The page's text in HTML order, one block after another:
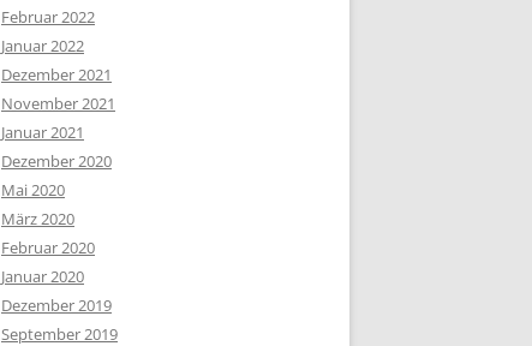
Februar 2022
Januar 2022
Dezember 2021
November 2021
Januar 2021
Dezember 2020
Mai 2020
März 2020
Februar 2020
Januar 2020
Dezember 2019
September 2019